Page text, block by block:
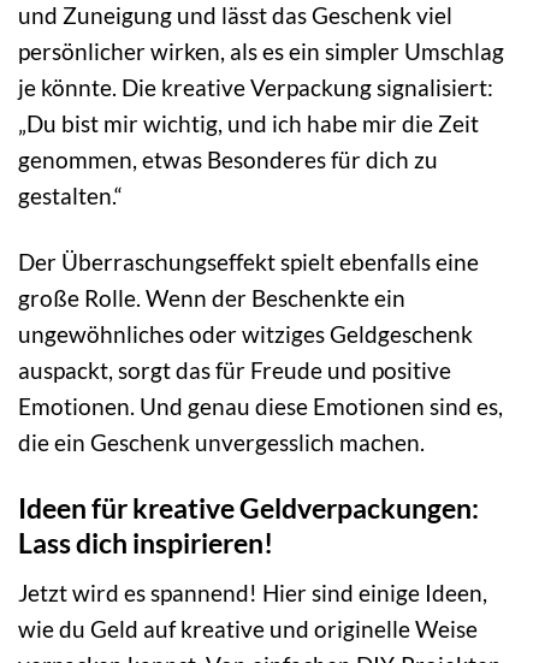
und Zuneigung und lässt das Geschenk viel
persönlicher wirken, als es ein simpler Umschlag
je könnte. Die kreative Verpackung signalisiert:
„Du bist mir wichtig, und ich habe mir die Zeit
genommen, etwas Besonderes für dich zu
gestalten.“
Der Überraschungseffekt spielt ebenfalls eine
große Rolle. Wenn der Beschenkte ein
ungewöhnliches oder witziges Geldgeschenk
auspackt, sorgt das für Freude und positive
Emotionen. Und genau diese Emotionen sind es,
die ein Geschenk unvergesslich machen.
Ideen für kreative Geldverpackungen:
Lass dich inspirieren!
Jetzt wird es spannend! Hier sind einige Ideen,
wie du Geld auf kreative und originelle Weise